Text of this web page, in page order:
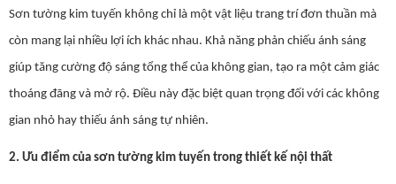
Sơn tường kim tuyến không chỉ là một vật liệu trang trí đơn thuần mà
còn mang lại nhiều lợi ích khác nhau. Khả năng phản chiếu ánh sáng
giúp tăng cường độ sáng tổng thể của không gian, tạo ra một cảm giác
thoáng đãng và mở rộ. Điều này đặc biệt quan trọng đối với các không
gian nhỏ hay thiếu ánh sáng tự nhiên.
2. Ưu điểm của sơn tường kim tuyến trong thiết kế nội thất